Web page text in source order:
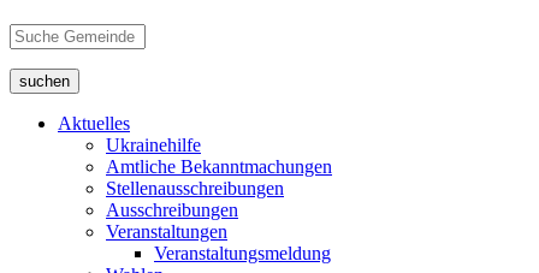
suchen
Aktuelles
Ukrainehilfe
Amtliche Bekanntmachungen
Stellenausschreibungen
Ausschreibungen
Veranstaltungen
Veranstaltungsmeldung